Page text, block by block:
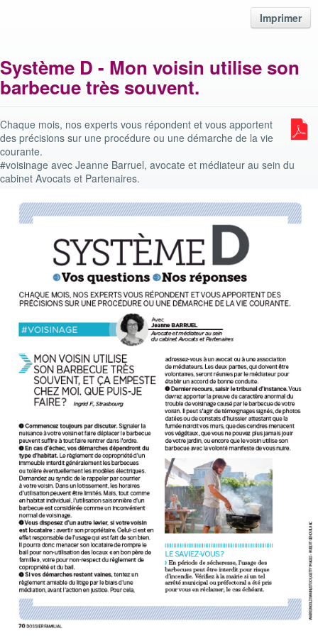
Imprimer
Système D - Mon voisin utilise son
barbecue très souvent.
Chaque mois, nos experts vous répondent et vous apportent
des précisions sur une procédure ou une démarche de la vie
courante.
#voisinage avec Jeanne Barruel, avocate et médiateur au sein du
cabinet Avocats et Partenaires.